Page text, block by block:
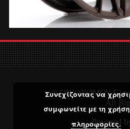
© ΟΙΚΟΝΟΜΟΥ
All
Powered
Συνεχίζοντας να
συμφωνείτε με τη
πληροφορίες.